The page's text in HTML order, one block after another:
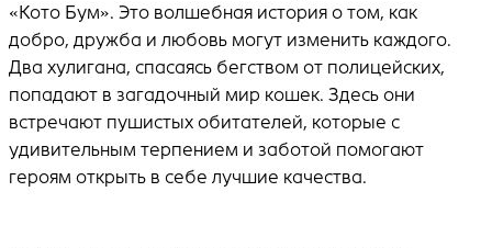
«Кото Бум». Это волшебная история о том, как
добро, дружба и любовь могут изменить каждого.
Два хулигана, спасаясь бегством от полицейских,
попадают в загадочный мир кошек. Здесь они
встречают пушистых обитателей, которые с
удивительным терпением и заботой помогают
героям открыть в себе лучшие качества.